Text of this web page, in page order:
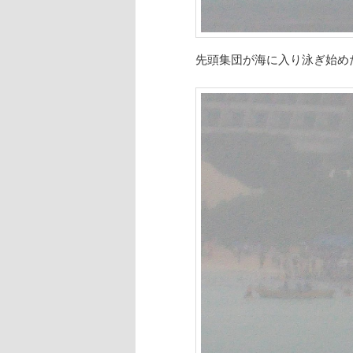
先頭集団が海に入り泳ぎ始め